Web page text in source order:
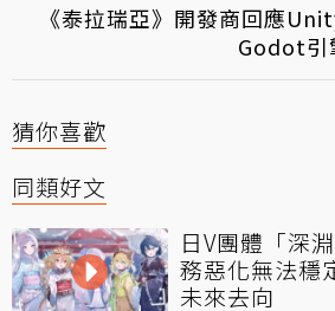
《泰拉瑞亞》開發商回應
Godot引
猜你喜歡
同類好文
日V團體「深
務惡化無法穩
未來去向